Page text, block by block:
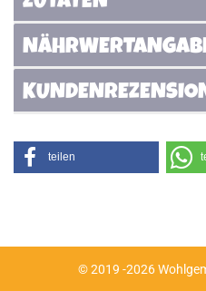
teilen
© 2019 -2026